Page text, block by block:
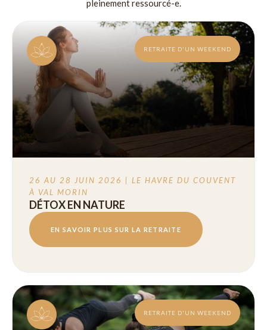
pleinement ressourcé-e.
RETRAITE D'UN WEEKEND
26 AU 28 JUIN 2026 | LE HAVRE DU COUVENT
À VAL MORIN
DÉTOX EN NATURE
EN SAVOIR PLUS SUR LA RETRAITE
RETRAITE D'UN WEEKEND